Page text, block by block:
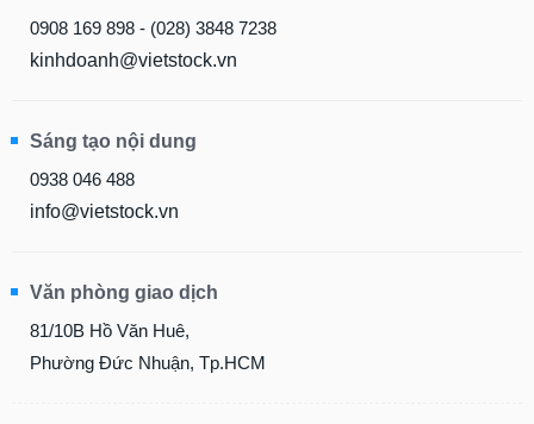
0908 169 898 - (028) 3848 7238
kinhdoanh@vietstock.vn
Sáng tạo nội dung
0938 046 488
info@vietstock.vn
Văn phòng giao dịch
81/10B Hồ Văn Huê,
Phường Đức Nhuận, Tp.HCM